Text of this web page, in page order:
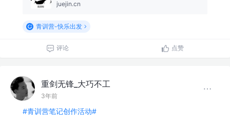
juejin.cn
青训营-快乐出发
评论 点赞
重剑无锋_大巧不工
3年前
#青训营笔记创作活动#